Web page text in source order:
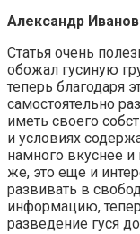
Александр Иванов
Статья очень
обожал гусиную
теперь благодаря
самостоятельно
иметь своего
и условиях
намного вкуснее
же, это еще и
развивать в
информацию,
разведение гуся